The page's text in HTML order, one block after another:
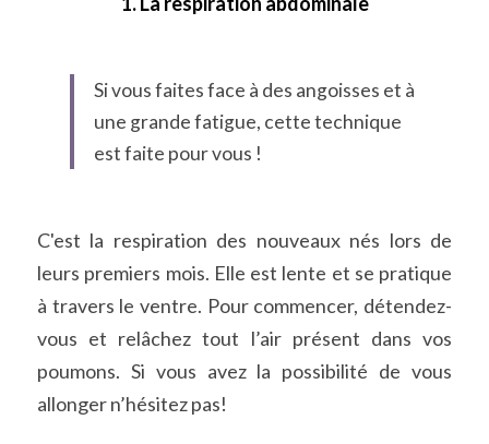
Si vous faites face à des angoisses et à
une grande fatigue, cette technique
est faite pour vous !
C'est la respiration des nouveaux nés lors de
leurs premiers mois. Elle est lente et se pratique
à travers le ventre. Pour commencer, détendez-
vous et relâchez tout l’air présent dans vos
poumons. Si vous avez la possibilité de vous
allonger n’hésitez pas!